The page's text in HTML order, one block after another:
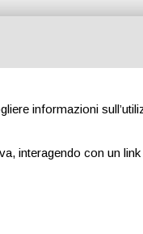
informazioni
interagendo con un